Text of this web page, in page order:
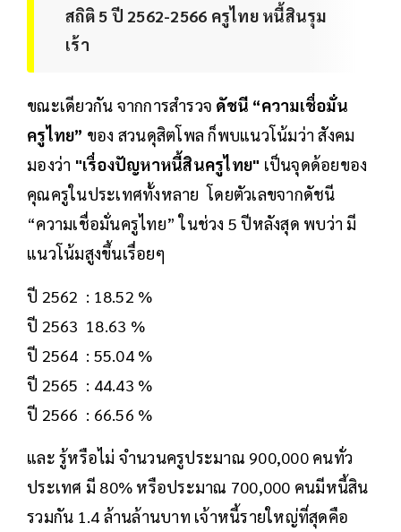
สถิติ 5 ปี 2562-2566 ครูไทย หนี้สินรุม
เร้า
ขณะเดียวกัน จากการสำรวจ ดัชนี “ความเชื่อมั่น
ครูไทย” ของ สวนดุสิตโพล ก็พบแนวโน้มว่า สังคม
มองว่า "เรื่องปัญหาหนี้สินครูไทย" เป็นจุดด้อยของ
คุณครูในประเทศทั้งหลาย โดยตัวเลขจากดัชนี
“ความเชื่อมั่นครูไทย” ในช่วง 5 ปีหลังสุด พบว่า มี
แนวโน้มสูงขึ้นเรื่อยๆ
ปี 2562 : 18.52 %
ปี 2563 18.63 %
ปี 2564 : 55.04 %
ปี 2565 : 44.43 %
ปี 2566 : 66.56 %
และ รู้หรือไม่ จำนวนครูประมาณ 900,000 คนทั่ว
ประเทศ มี 80% หรือประมาณ 700,000 คนมีหนี้สิน
รวมกัน 1.4 ล้านล้านบาท เจ้าหนี้รายใหญ่ที่สุดคือ